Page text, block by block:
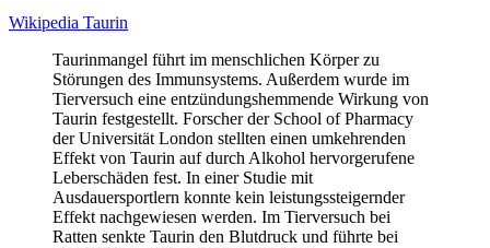
Wikipedia Taurin
Taurinmangel führt im menschlichen Körper zu
Störungen des Immunsystems. Außerdem wurde im
Tierversuch eine entzündungshemmende Wirkung von
Taurin festgestellt. Forscher der School of Pharmacy
der Universität London stellten einen umkehrenden
Effekt von Taurin auf durch Alkohol hervorgerufene
Leberschäden fest. In einer Studie mit
Ausdauersportlern konnte kein leistungssteigernder
Effekt nachgewiesen werden. Im Tierversuch bei
Ratten senkte Taurin den Blutdruck und führte bei